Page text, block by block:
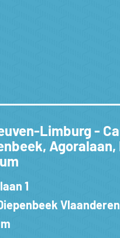
Limburg -
1
Vlaanderen